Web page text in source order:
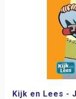
Kijk en Lees -